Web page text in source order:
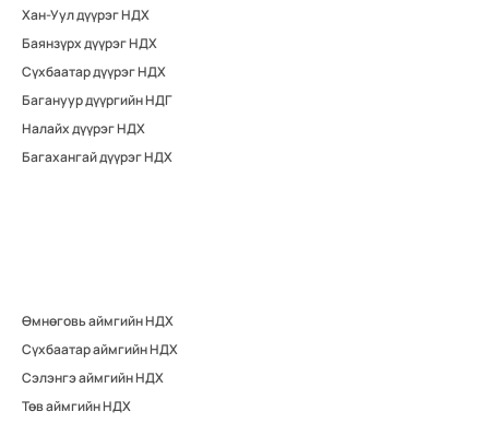
Хан-Уул дүүрэг НДХ
Баянзүрх дүүрэг НДХ
Сүхбаатар дүүрэг НДХ
Багануур дүүргийн НДГ
Налайх дүүрэг НДХ
Багахангай дүүрэг НДХ
Өмнөговь аймгийн НДХ
Сүхбаатар аймгийн НДХ
Сэлэнгэ аймгийн НДХ
Төв аймгийн НДХ